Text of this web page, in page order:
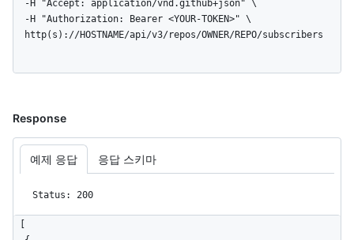
  http(s)://HOSTNAME/api/v3/repos/OWNER/REPO/subscribers
Response
예제 응답 응답 스키마
Status: 200